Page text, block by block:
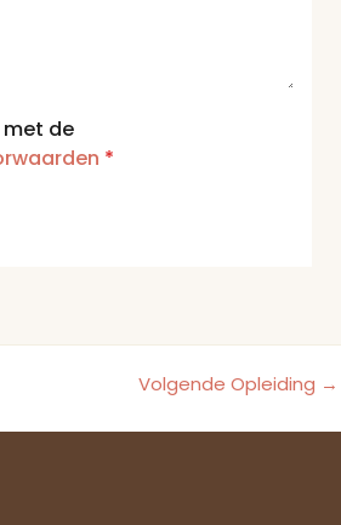
de
*
Volgende Opleiding →